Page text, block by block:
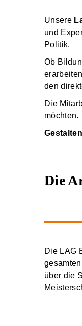
Unsere
und
Politik.
Ob
den
Die
möchten.
Die
Die LAG
über die